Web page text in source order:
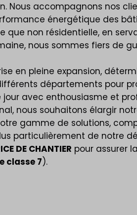
Nous accompagnons nos
énergétique des
non résidentielle, en
nous sommes fiers de
en pleine expansion,
départements pour
avec enthousiasme et
nous souhaitons élargir
gamme de solutions,
particulièrement de notre
DE CHANTIER pour assurer
classe 7).